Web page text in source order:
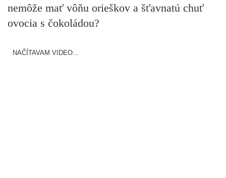
nemôže mať vôňu orieškov a šťavnatú chuť
ovocia s čokoládou?
NAČÍTAVAM VIDEO...